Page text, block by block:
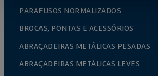
PARAFUSOS NORMALIZADOS
BROCAS, PONTAS E ACESSÓRIOS
ABRAÇADEIRAS METÁLICAS PESADAS
ABRAÇADEIRAS METÁLICAS LEVES